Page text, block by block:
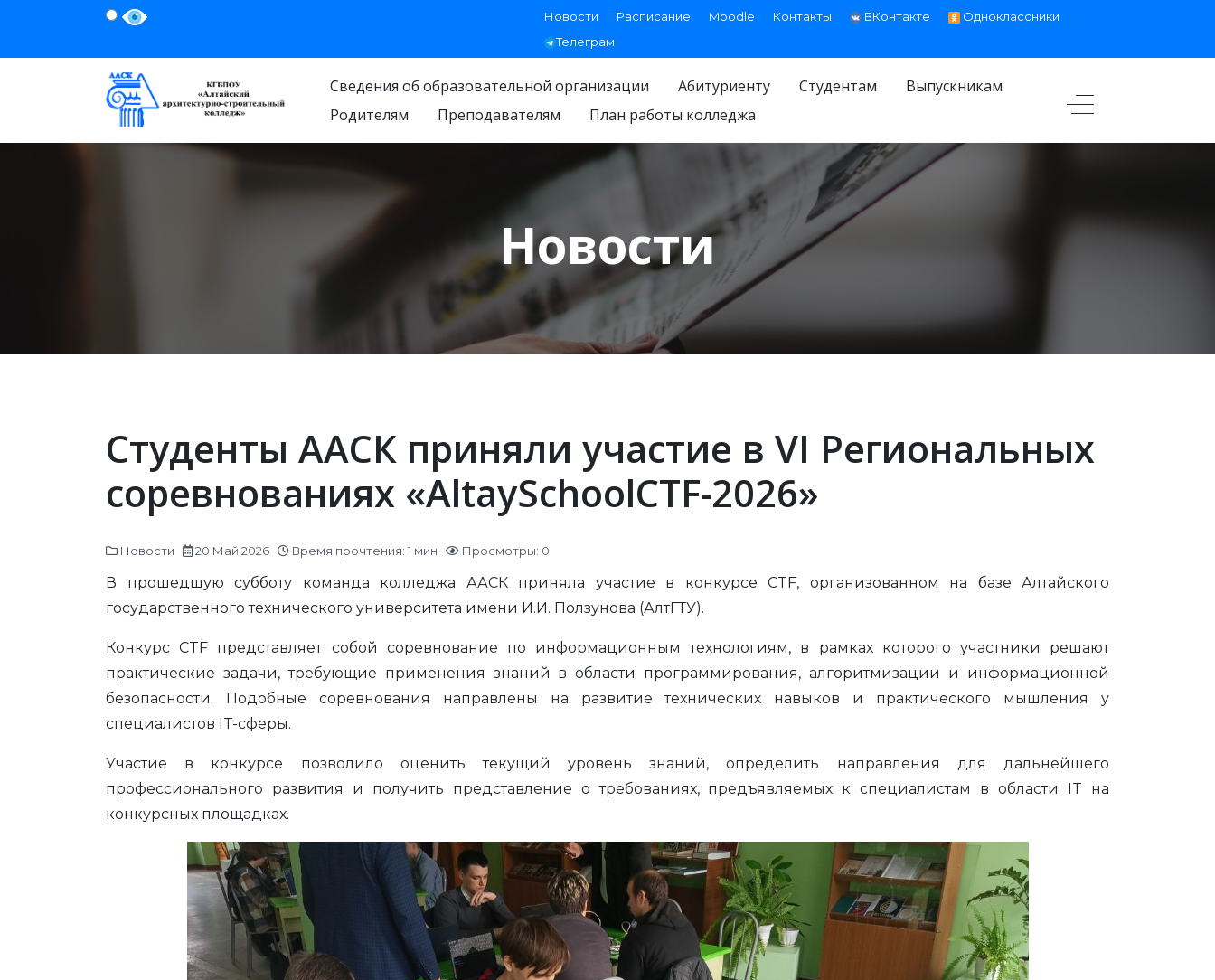
Новости Расписание Moodle Контакты ВКонтакте
Одноклассники
Телеграм
Сведения об образовательной организации Абитуриенту Студентам
Выпускникам
Родителям
Преподавателям План работы колледжа
Новости
Студенты ААСК приняли участие в VI Региональных
соревнованиях «AltaySchoolCTF-2026»
Новости 20 Май 2026 Время прочтения: 1 мин Просмотры: 0
В прошедшую субботу команда колледжа ААСК приняла участие в конкурсе CTF, организованном на базе Алтайского
государственного технического университета имени И.И. Ползунова (АлтГТУ).
Конкурс CTF представляет собой соревнование по информационным технологиям, в рамках которого участники решают
практические задачи, требующие применения знаний в области программирования, алгоритмизации и информационной
безопасности. Подобные соревнования направлены на развитие технических навыков и практического мышления у
специалистов IT-сферы.
Участие в конкурсе позволило оценить текущий уровень знаний, определить направления для дальнейшего
профессионального развития и получить представление о требованиях, предъявляемых к специалистам в области IT на
конкурсных площадках.